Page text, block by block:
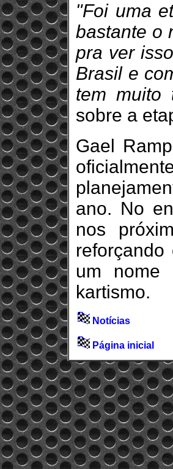
"Foi uma
bastante o
pra ver
Brasil e
tem muito
sobre a
Gael
ano. No
nos
um nome
kartismo.
Notícias
Página inicial